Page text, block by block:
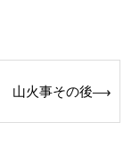
山火事その後⟶